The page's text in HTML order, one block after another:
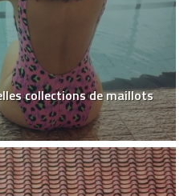
collections de maillots